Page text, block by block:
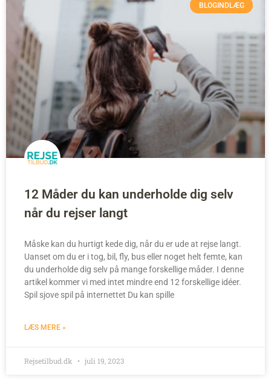
BLOGINDLÆG
12 Måder du kan underholde dig selv
når du rejser langt
Måske kan du hurtigt kede dig, når du er ude at rejse langt.
Uanset om du er i tog, bil, fly, bus eller noget helt femte, kan
du underholde dig selv på mange forskellige måder. I denne
artikel kommer vi med intet mindre end 12 forskellige idéer.
Spil sjove spil på internettet Du kan spille
LÆS MERE »
Rejsetilbud.dk juli 19, 2023